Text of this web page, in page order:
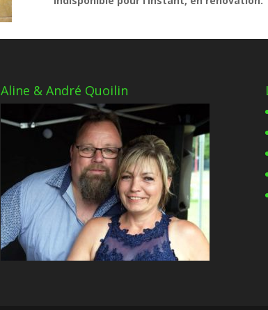
Aline & André Quoilin